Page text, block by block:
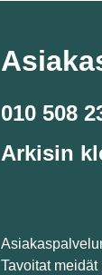
010 508
Arkisin
Tavoitat